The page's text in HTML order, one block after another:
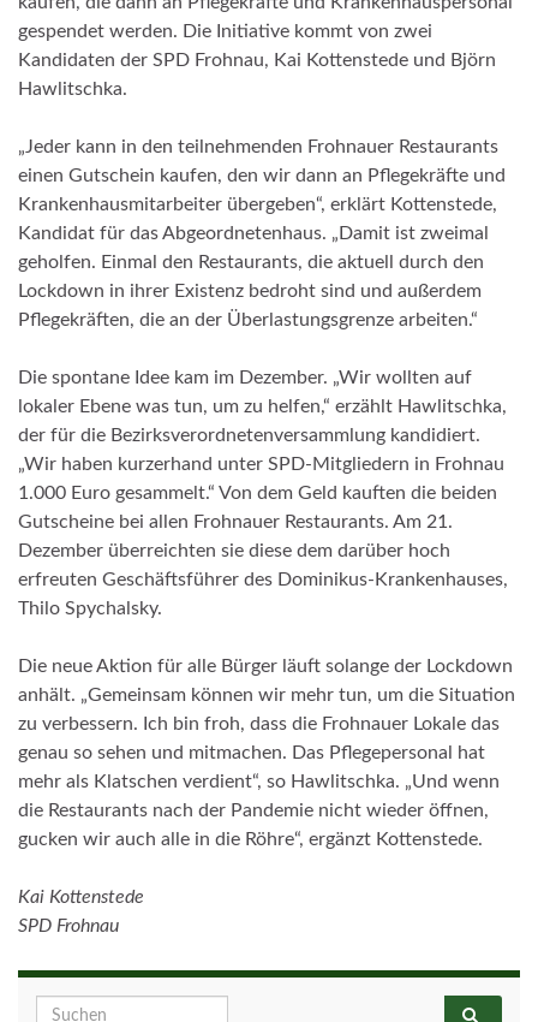
gespendet werden. Die Initiative kommt von zwei
Kandidaten der SPD Frohnau, Kai Kottenstede und Björn
Hawlitschka.
„Jeder kann in den teilnehmenden Frohnauer Restaurants
einen Gutschein kaufen, den wir dann an Pflegekräfte und
Krankenhausmitarbeiter übergeben“, erklärt Kottenstede,
Kandidat für das Abgeordnetenhaus. „Damit ist zweimal
geholfen. Einmal den Restaurants, die aktuell durch den
Lockdown in ihrer Existenz bedroht sind und außerdem
Pflegekräften, die an der Überlastungsgrenze arbeiten.“
Die spontane Idee kam im Dezember. „Wir wollten auf
lokaler Ebene was tun, um zu helfen,“ erzählt Hawlitschka,
der für die Bezirksverordnetenversammlung kandidiert.
„Wir haben kurzerhand unter SPD-Mitgliedern in Frohnau
1.000 Euro gesammelt.“ Von dem Geld kauften die beiden
Gutscheine bei allen Frohnauer Restaurants. Am 21.
Dezember überreichten sie diese dem darüber hoch
erfreuten Geschäftsführer des Dominikus-Krankenhauses,
Thilo Spychalsky.
Die neue Aktion für alle Bürger läuft solange der Lockdown
anhält. „Gemeinsam können wir mehr tun, um die Situation
zu verbessern. Ich bin froh, dass die Frohnauer Lokale das
genau so sehen und mitmachen. Das Pflegepersonal hat
mehr als Klatschen verdient“, so Hawlitschka. „Und wenn
die Restaurants nach der Pandemie nicht wieder öffnen,
gucken wir auch alle in die Röhre“, ergänzt Kottenstede.
Kai Kottenstede
SPD Frohnau
Search for: